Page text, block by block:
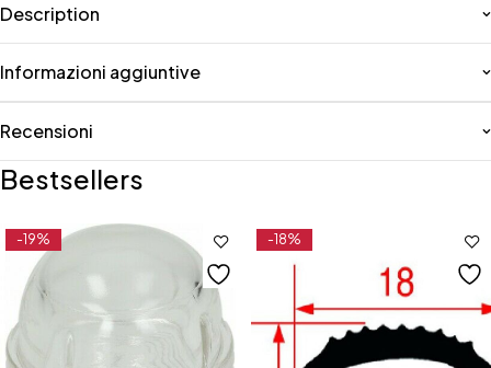
Description
Informazioni aggiuntive
Recensioni
Bestsellers
-19% -18%